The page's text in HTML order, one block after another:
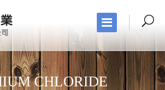
CHLORIDE